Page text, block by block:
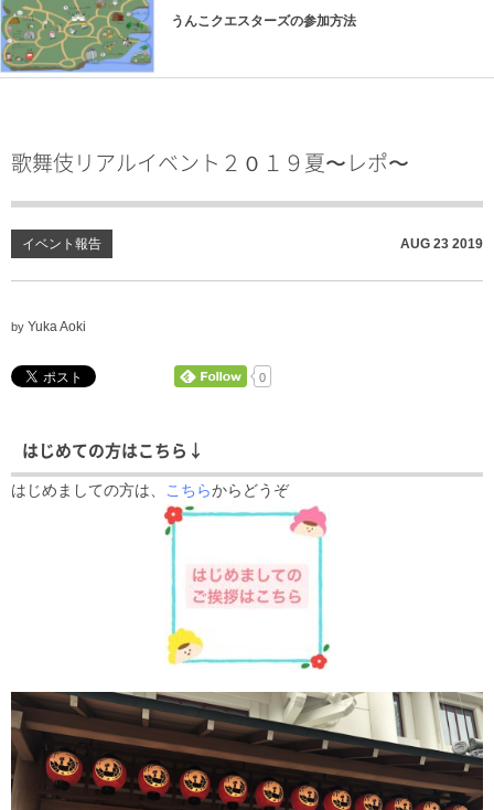
うんこクエスターズの参加方法
歌舞伎リアルイベント２０１９夏〜レポ〜
イベント報告 AUG 23 2019
by Yuka Aoki
0
はじめての方はこちら↓
はじめましての方は、 こちらからどうぞ